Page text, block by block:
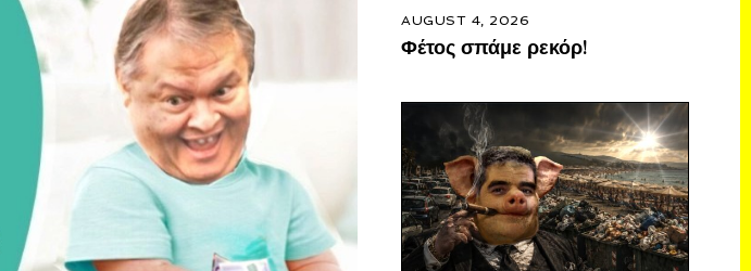
AUGUST 4, 2026
Φέτος σπάμε ρεκόρ!